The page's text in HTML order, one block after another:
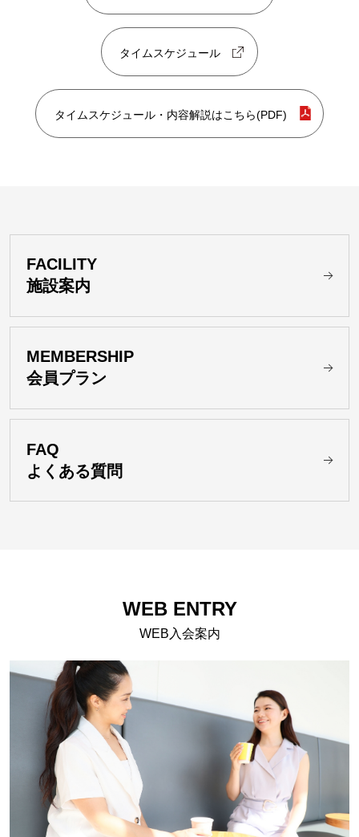
タイムスケジュール
タイムスケジュール・内容解説はこちら(PDF)
FACILITY
施設案内
MEMBERSHIP
会員プラン
FAQ
よくある質問
WEB ENTRY
WEB入会案内